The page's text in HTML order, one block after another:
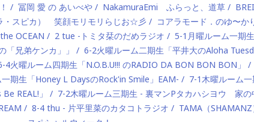
冨岡 愛 の あいべや NakamuraEmi ふらっと、道草
・スピカ） 笑顔モリモリらじお☆彡 コアラモード．のゆ〜か
OCEAN 2 tue -トミタ栞のだめラジオ
5-1月曜ルーム一期
兄弟ケンカ」」 6-2火曜ルーム二期生「平井大のAloha
4火曜ルーム四期生「N.O.B.U!!! のRADIO DA BON BON BON」
期生「Honey L DaysのRock'in Smile」EAM-
7-1木曜ルーム
REAL!」
7-2木曜ルーム三期生 - 裏マンPタカハシヨウ 家の
8-4 thu - 片平里菜のカタコトラジオ
TAMA（